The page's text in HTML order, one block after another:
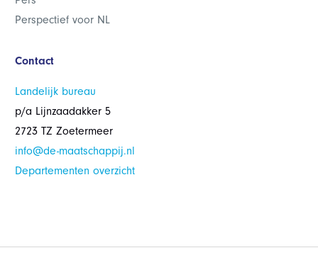
Perspectief voor NL
Contact
Landelijk bureau
p/a Lijnzaadakker 5
2723 TZ Zoetermeer
info@de-maatschappij.nl
Departementen overzicht